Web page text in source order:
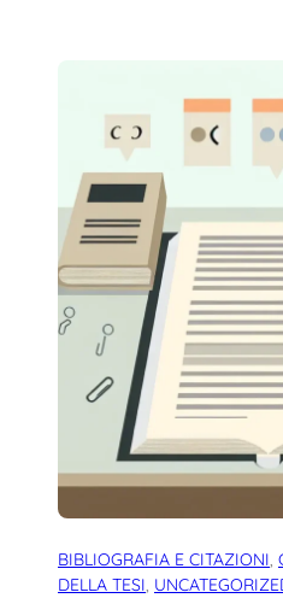
BIBLIOGRAFIA E CITAZIONI,
DELLA TESI,